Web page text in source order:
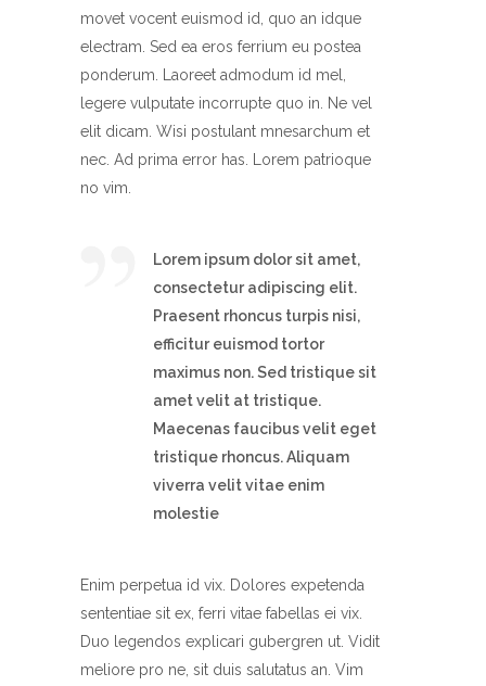
movet vocent euismod id, quo an idque
electram. Sed ea eros ferrium eu postea
ponderum. Laoreet admodum id mel,
legere vulputate incorrupte quo in. Ne vel
elit dicam. Wisi postulant mnesarchum et
nec. Ad prima error has. Lorem patrioque
no vim.
Lorem ipsum dolor sit amet,
consectetur adipiscing elit.
Praesent rhoncus turpis nisi,
efficitur euismod tortor
maximus non. Sed tristique sit
amet velit at tristique.
Maecenas faucibus velit eget
tristique rhoncus. Aliquam
viverra velit vitae enim
molestie
Enim perpetua id vix. Dolores expetenda
sententiae sit ex, ferri vitae fabellas ei vix.
Duo legendos explicari gubergren ut. Vidit
meliore pro ne, sit duis salutatus an. Vim